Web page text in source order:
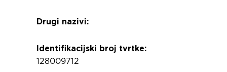
Drugi nazivi:
Identifikacijski broj tvrtke:
128009712